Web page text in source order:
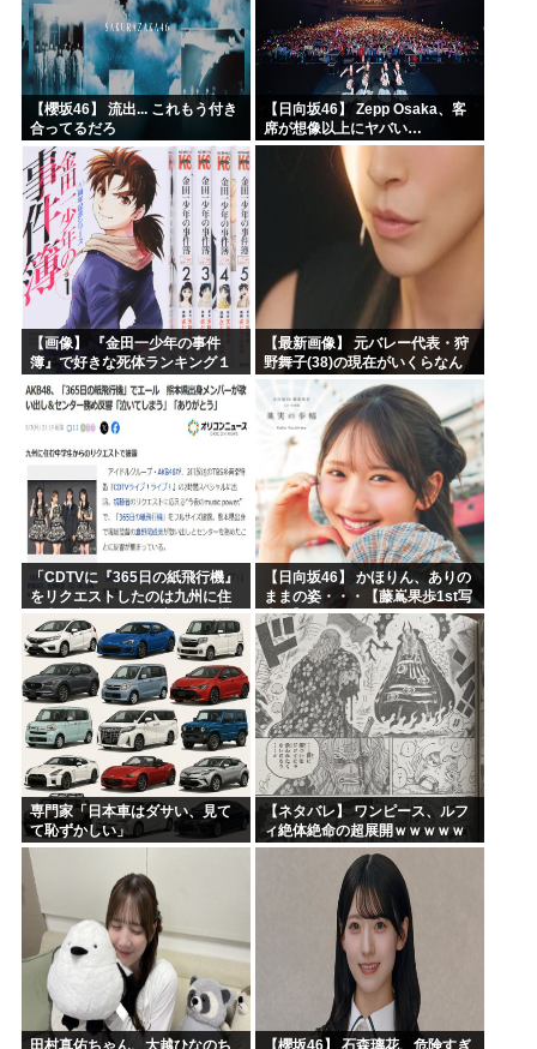
【櫻坂46】 流出... これもう付き
合ってるだろ
【日向坂46】 Zepp Osaka、客
席が想像以上にヤバい…
【画像】 『金田一少年の事件
簿』で好きな死体ランキング１
位がこちら！
【最新画像】 元バレー代表・狩
野舞子(38)の現在がいくらなん
でも即ハボすぎる！
「CDTVに『365日の紙飛行機』
をリクエストしたのは九州に住
む中学生」←この事実って結構
デカいよな【AKB48】
【日向坂46】 かほりん、ありの
ままの姿・・・【藤嶌果歩1st写
真集】
専門家「日本車はダサい、見て
て恥ずかしい」
【ネタバレ】 ワンピース、ルフ
ィ絶体絶命の超展開ｗｗｗｗｗ
ｗｗｗｗｗｗｗｗｗｗｗｗｗｗ
ｗｗｗｗｗｗｗｗｗｗｗｗｗｗ
ｗｗｗｗｗｗｗｗｗｗｗｗ...
田村真佑ちゃん、大越ひなのち 【櫻坂46】 石森璃花、危険すぎ